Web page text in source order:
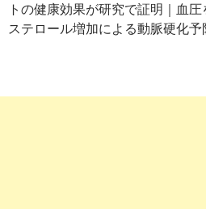
トの健康効果が研究で証明｜血
ステロール増加による動脈硬化予